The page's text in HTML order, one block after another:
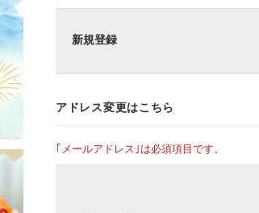
新規登録
アドレス変更はこちら
｢メールアドレス｣は必須項目です。